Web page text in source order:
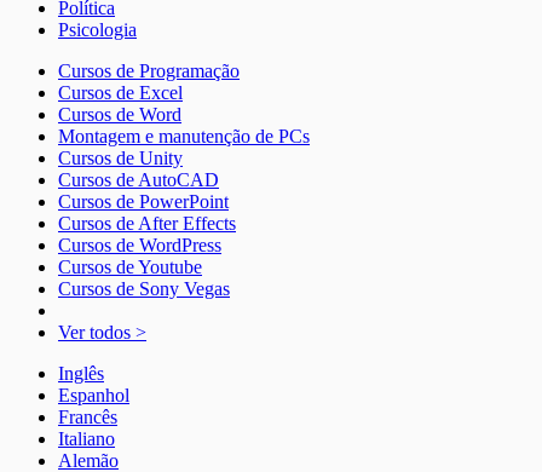
Política
Psicologia
Cursos de Programação
Cursos de Excel
Cursos de Word
Montagem e manutenção de PCs
Cursos de Unity
Cursos de AutoCAD
Cursos de PowerPoint
Cursos de After Effects
Cursos de WordPress
Cursos de Youtube
Cursos de Sony Vegas
Ver todos >
Inglês
Espanhol
Francês
Italiano
Alemão